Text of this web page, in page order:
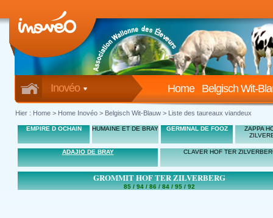
Inovéo Belgisch Wit-
Home
Hier : Home > Home Inovéo > Belgisch Wit-Blauw > Liste des taureaux viandeux
EMPIRE D OCHAIN HUMAINE ET DE BRAY GERMINAL DE FOOZ
ZAPPA
ADAJIO DE BRAY CLAVER HOF TER
GROMMIT HOF TER ZILVERBERG
85 / 94 / 86 / 84 / 95 / 92